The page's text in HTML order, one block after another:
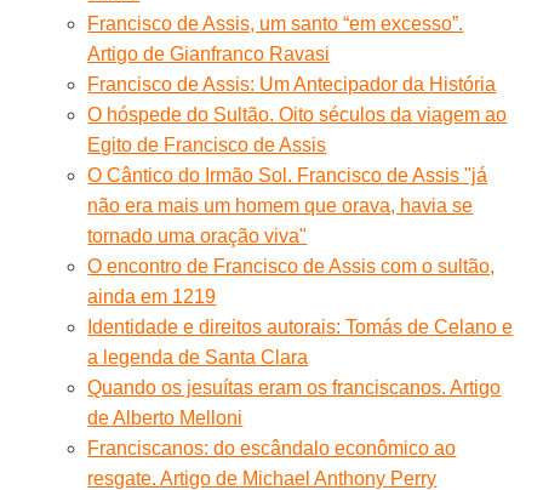
Francisco de Assis, um santo “em excesso”.
Artigo de Gianfranco Ravasi
Francisco de Assis: Um Antecipador da História
O hóspede do Sultão. Oito séculos da viagem ao
Egito de Francisco de Assis
O Cântico do Irmão Sol. Francisco de Assis "já
não era mais um homem que orava, havia se
tornado uma oração viva"
O encontro de Francisco de Assis com o sultão,
ainda em 1219
Identidade e direitos autorais: Tomás de Celano e
a legenda de Santa Clara
Quando os jesuítas eram os franciscanos. Artigo
de Alberto Melloni
Franciscanos: do escândalo econômico ao
resgate. Artigo de Michael Anthony Perry